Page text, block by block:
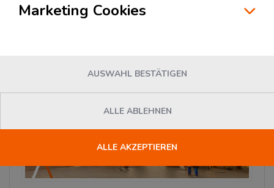
Konsumflaute ankurbeln
Marketing Cookies
AUSWAHL BESTÄTIGEN
ALLE ABLEHNEN
ALLE AKZEPTIEREN